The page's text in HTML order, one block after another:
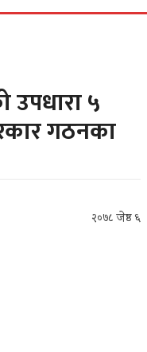
उपधारा ५
गठनका
२०७८ जेष्ठ ६